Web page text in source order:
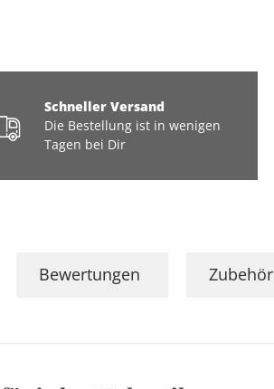
Schneller Versand
Die Bestellung ist in wenigen
Tagen bei Dir
Bewertungen Zubehör